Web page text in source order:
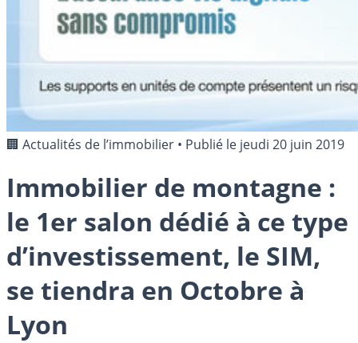
🏢 Actualités de l’immobilier • Publié le jeudi 20 juin 2019
Immobilier de montagne :
le 1er salon dédié à ce type
d’investissement, le SIM,
se tiendra en Octobre à
Lyon